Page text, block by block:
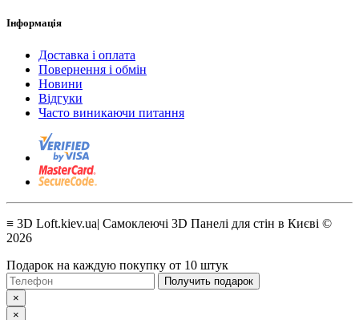
Інформація
Доставка і оплата
Повернення і обмін
Новини
Відгуки
Часто виникаючи питання
≡ 3D Loft.kiev.ua| Самоклеючі 3D Панелі для стін в Києві ©
2026
Подарок на каждую покупку от 10 штук
Получить подарок
×
×